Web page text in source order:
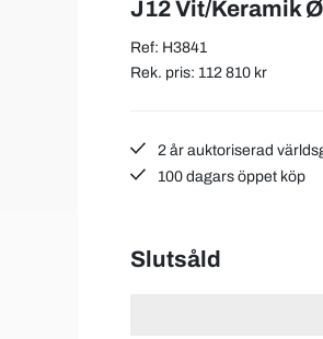
J12 Vit/Keramik
Ref: H3841
Rek. pris: 112 810 kr
2 år auktoriserad
100 dagars öppet köp
Slutsåld